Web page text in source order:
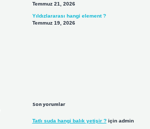
Temmuz 21, 2026
Yıldızlararası hangi element ?
Temmuz 19, 2026
Son yorumlar
Tatlı suda hangi balık yetişir ?için admin